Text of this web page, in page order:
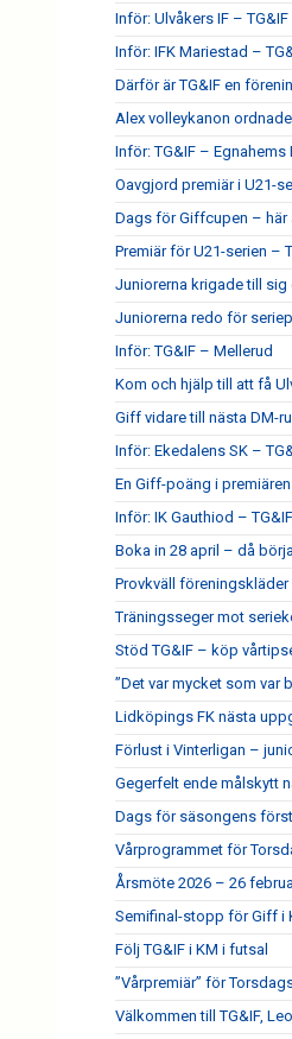
Inför: Ulvåkers IF – TG&IF
Inför: IFK Mariestad –
Därför är TG&IF en
Alex volleykanon
Inför: TG&IF – Egnahems
Oavgjord premiär i U21-
Dags för Giffcupen – här
Premiär för U21-serien –
Juniorerna krigade till sig
Juniorerna redo för
Inför: TG&IF – Mellerud
Kom och hjälp till att få
Giff vidare till nästa DM-
Inför: Ekedalens SK –
En Giff-poäng i
Inför: IK Gauthiod – TG&IF
Boka in 28 april – då
Provkväll föreningskläder
Träningsseger mot
Stöd TG&IF – köp
”Det var mycket som var
Lidköpings FK nästa
Förlust i Vinterligan –
Gegerfelt ende målskytt
Dags för säsongens
Vårprogrammet för
Årsmöte 2026 – 26
Semifinal-stopp för Giff i
Följ TG&IF i KM i futsal
”Vårpremiär” för
Välkommen till TG&IF,